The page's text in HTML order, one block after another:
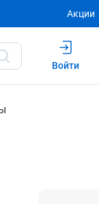
Акции
Войти